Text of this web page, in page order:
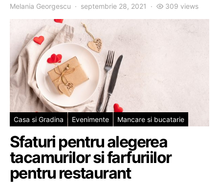
Melania Georgescu septembrie 28, 2021 309 views
Casa si Gradina Evenimente Mancare si bucatarie
Sfaturi pentru alegerea
tacamurilor si farfuriilor
pentru restaurant